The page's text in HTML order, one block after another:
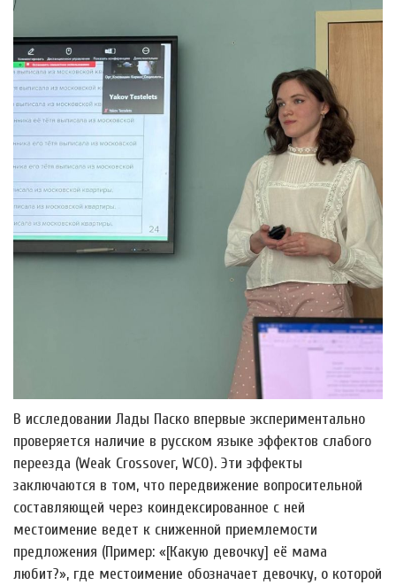
В исследовании Лады Паско впервые экспериментально
проверяется наличие в русском языке эффектов слабого
переезда (Weak Crossover, WCO). Эти эффекты
заключаются в том, что передвижение вопросительной
составляющей через коиндексированное с ней
местоимение ведет к сниженной приемлемости
предложения (Пример: «[Какую девочку] её мама
любит?», где местоимение обозначает девочку, о которой